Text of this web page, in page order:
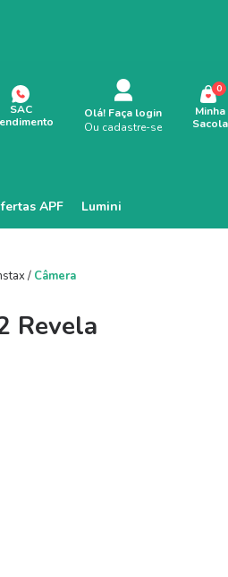
SAC
Olá! Faça login
Ou cadastre-se
Minha
Sacola
0
APF Lumini
/ Câmera
Revela